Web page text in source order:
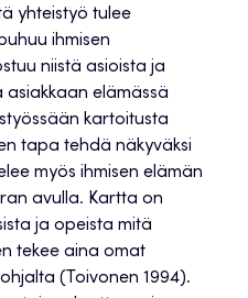
yhteistyö tulee
ihmisen
niistä asioista ja
asiakkaan elämässä
kartoitusta
tapa tehdä näkyväksi
myös ihmisen elämän
avulla. Kartta on
ja opeista mitä
tekee aina omat
(Toivonen 1994).